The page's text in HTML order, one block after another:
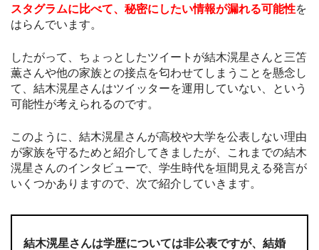
スタグラムに比べて、秘密にしたい情報が漏れる可能性を
はらんでいます。
したがって、ちょっとしたツイートが結木滉星さんと三笘
薫さんや他の家族との接点を匂わせてしまうことを懸念し
て、結木滉星さんはツイッターを運用していない、という
可能性が考えられるのです。
このように、結木滉星さんが高校や大学を公表しない理由
が家族を守るためと紹介してきましたが、これまでの結木
滉星さんのインタビューで、学生時代を垣間見える発言が
いくつかありますので、次で紹介していきます。
結木滉星さんは学歴については非公表ですが、結婚